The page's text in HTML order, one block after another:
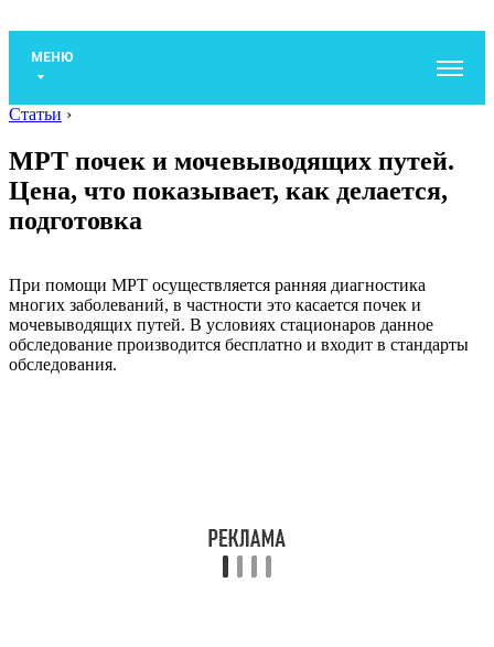
МЕНЮ
Статьи ›
МРТ почек и мочевыводящих путей.
Цена, что показывает, как делается,
подготовка
При помощи МРТ осуществляется ранняя диагностика
многих заболеваний, в частности это касается почек и
мочевыводящих путей. В условиях стационаров данное
обследование производится бесплатно и входит в стандарты
обследования.